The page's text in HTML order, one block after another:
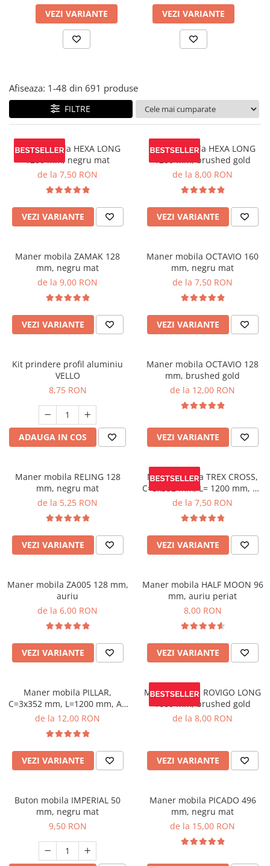
Solutii de curatat & adezivi
Canturi ABS
Clesti/ patenti
Alte scule & unelte
VEZI VARIANTE VEZI VARIANTE
Afiseaza: 1-48 din 691 produse
FILTRE
Maner mobila HEXA LONG
1200 mm, negru mat
de la 7,50 RON
VEZI VARIANTE
Maner mobila HEXA LONG
1200 mm, brushed gold
de la 8,00 RON
VEZI VARIANTE
Maner mobila ZAMAK 128
mm, negru mat
de la 9,00 RON
VEZI VARIANTE
Maner mobila OCTAVIO 160
mm, negru mat
de la 7,50 RON
VEZI VARIANTE
Kit prindere profil aluminiu
VELLO
8,75 RON
ADAUGA IN COS
Maner mobila OCTAVIO 128
mm, brushed gold
de la 12,00 RON
VEZI VARIANTE
Maner mobila RELING 128
mm, negru mat
de la 5,25 RON
VEZI VARIANTE
Maner mobila TREX CROSS,
C=3x352 mm, L= 1200 mm, Al,
negru mat
de la 7,50 RON
VEZI VARIANTE
Maner mobila ZA005 128 mm,
auriu
de la 6,00 RON
VEZI VARIANTE
Maner mobila HALF MOON 96
mm, auriu periat
8,00 RON
VEZI VARIANTE
Maner mobila PILLAR,
C=3x352 mm, L=1200 mm, Al,
negru mat
de la 12,00 RON
VEZI VARIANTE
Maner mobila ROVIGO LONG
1000 mm, brushed gold
de la 8,00 RON
VEZI VARIANTE
Buton mobila IMPERIAL 50
mm, negru mat
9,50 RON
Maner mobila PICADO 496
mm, negru mat
de la 15,00 RON